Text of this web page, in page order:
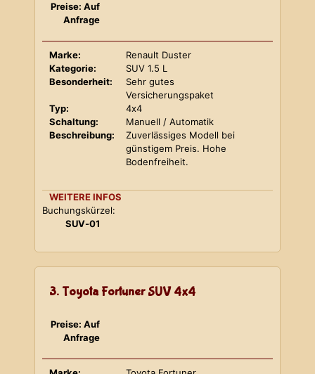
Preise: Auf
Anfrage
Marke:
Renault Duster
Kategorie:
SUV 1.5 L
Besonderheit:
Sehr gutes
Versicherungspaket
Typ:
4x4
Schaltung:
Manuell / Automatik
Beschreibung:
Zuverlässiges Modell bei
günstigem Preis. Hohe
Bodenfreiheit.
WEITERE INFOS
Buchungskürzel:
SUV-01
3. Toyota Fortuner SUV 4x4
Preise: Auf
Anfrage